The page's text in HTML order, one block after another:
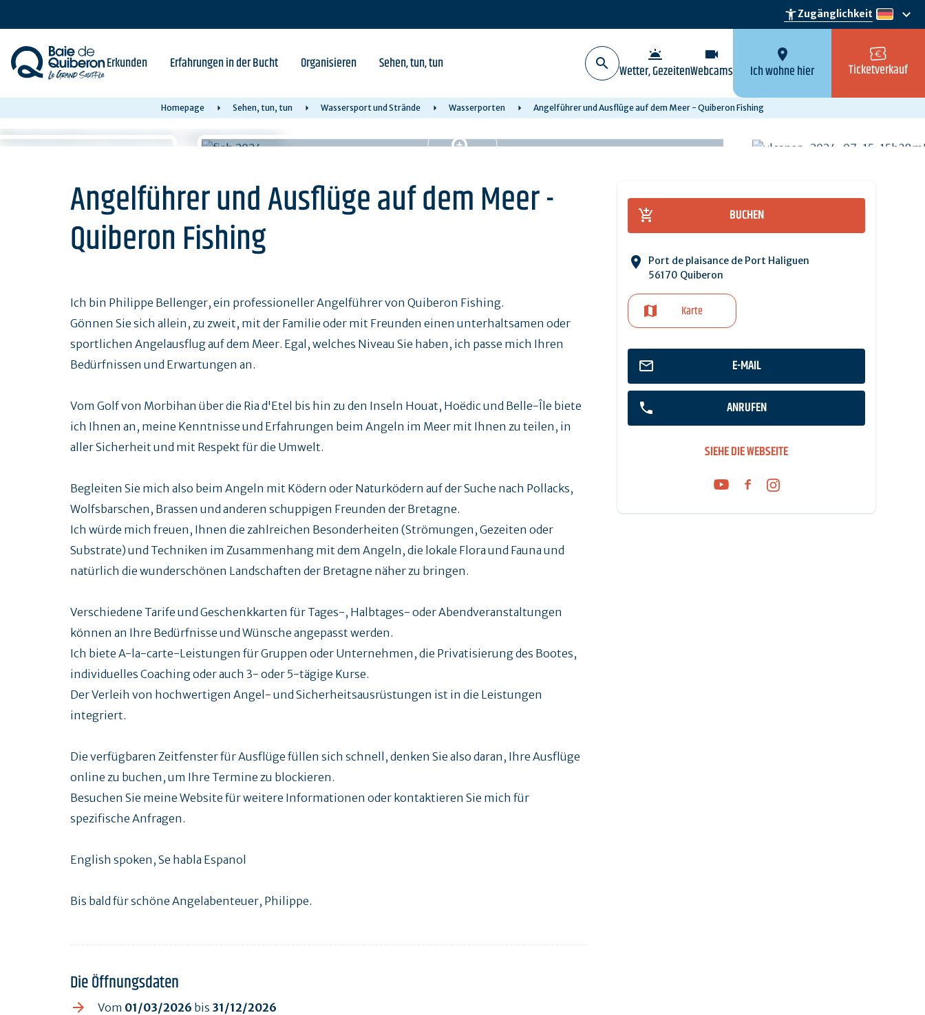
content
accessibility_newZugänglichkeit de
keyboard_arrow_down
Erkunden Erfahrungen in der Bucht Organisieren Sehen, tun, tun wb_twilight
Wetter, Gezeiten
videocam
Webcams
location_on
Ich wohne hier Ticketverkauf
Homepage Sehen, tun, tun Wassersport und Strände Wasserporten Angelführer und Ausflüge auf dem Meer - Quiberon Fishing
Angelführer und Ausflüge auf dem Meer -
Quiberon Fishing BUCHEN
Port de plaisance de Port Haliguen
56170 Quiberon
Karte
E-MAIL
ANRUFEN
SIEHE DIE WEBSEITE
Ich bin Philippe Bellenger, ein professioneller Angelführer von Quiberon Fishing.
Gönnen Sie sich allein, zu zweit, mit der Familie oder mit Freunden einen unterhaltsamen oder
sportlichen Angelausflug auf dem Meer. Egal, welches Niveau Sie haben, ich passe mich Ihren
Bedürfnissen und Erwartungen an.
Vom Golf von Morbihan über die Ria d'Etel bis hin zu den Inseln Houat, Hoëdic und Belle-Île biete
ich Ihnen an, meine Kenntnisse und Erfahrungen beim Angeln im Meer mit Ihnen zu teilen, in
aller Sicherheit und mit Respekt für die Umwelt.
Begleiten Sie mich also beim Angeln mit Ködern oder Naturködern auf der Suche nach Pollacks,
Wolfsbarschen, Brassen und anderen schuppigen Freunden der Bretagne.
Ich würde mich freuen, Ihnen die zahlreichen Besonderheiten (Strömungen, Gezeiten oder
Substrate) und Techniken im Zusammenhang mit dem Angeln, die lokale Flora und Fauna und
natürlich die wunderschönen Landschaften der Bretagne näher zu bringen.
Verschiedene Tarife und Geschenkkarten für Tages-, Halbtages- oder Abendveranstaltungen
können an Ihre Bedürfnisse und Wünsche angepasst werden.
Ich biete A-la-carte-Leistungen für Gruppen oder Unternehmen, die Privatisierung des Bootes,
individuelles Coaching oder auch 3- oder 5-tägige Kurse.
Der Verleih von hochwertigen Angel- und Sicherheitsausrüstungen ist in die Leistungen
integriert.
Die verfügbaren Zeitfenster für Ausflüge füllen sich schnell, denken Sie also daran, Ihre Ausflüge
online zu buchen, um Ihre Termine zu blockieren.
Besuchen Sie meine Website für weitere Informationen oder kontaktieren Sie mich für
spezifische Anfragen.
English spoken, Se habla Espanol
Bis bald für schöne Angelabenteuer, Philippe.
Die Öffnungsdaten
Vom 01/03/2026 bis 31/12/2026